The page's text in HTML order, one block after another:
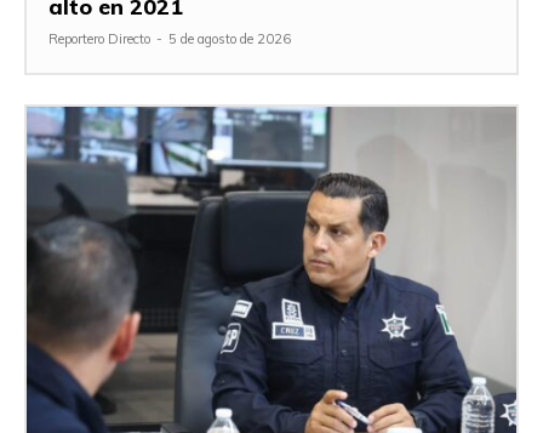
alto en 2021
Reportero Directo - 5 de agosto de 2026